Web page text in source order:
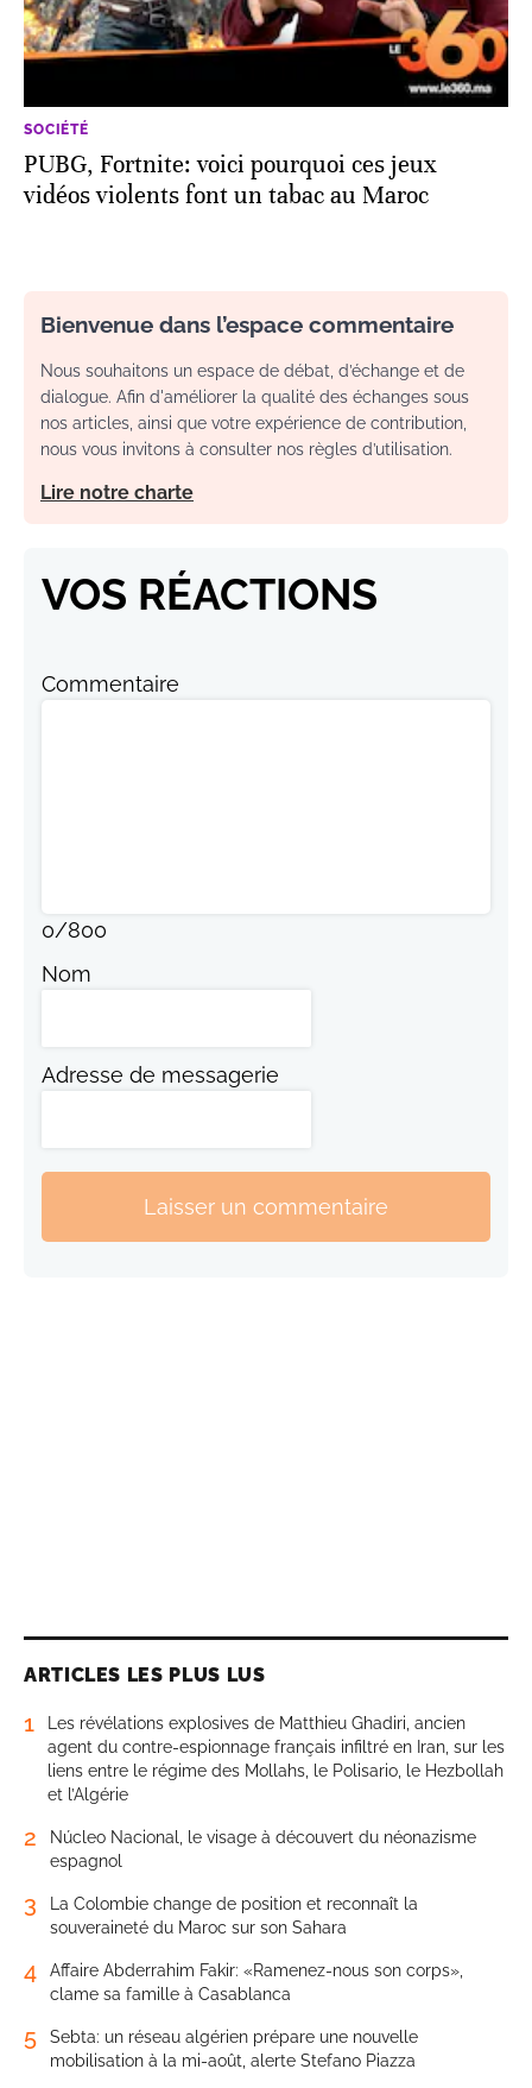
SOCIÉTÉ
PUBG, Fortnite: voici pourquoi ces jeux
vidéos violents font un tabac au Maroc
Bienvenue dans l’espace commentaire
Nous souhaitons un espace de débat, d’échange et de
dialogue. Afin d'améliorer la qualité des échanges sous
nos articles, ainsi que votre expérience de contribution,
nous vous invitons à consulter nos règles d’utilisation.
Lire notre charte
VOS RÉACTIONS
Commentaire
0/800
Nom
Adresse de messagerie
Laisser un commentaire
ARTICLES LES PLUS LUS
1
Les révélations explosives de Matthieu Ghadiri, ancien
agent du contre-espionnage français infiltré en Iran, sur les
liens entre le régime des Mollahs, le Polisario, le Hezbollah
et l’Algérie
2
Núcleo Nacional, le visage à découvert du néonazisme
espagnol
3
La Colombie change de position et reconnaît la
souveraineté du Maroc sur son Sahara
4
Affaire Abderrahim Fakir: «Ramenez-nous son corps»,
clame sa famille à Casablanca
5
Sebta: un réseau algérien prépare une nouvelle
mobilisation à la mi-août, alerte Stefano Piazza